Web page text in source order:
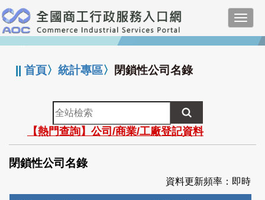
跳
到
主
要
:::
||首頁〉統計專區〉 閉鎖性公司名錄
全
站
檢
索
【熱門查詢】公司/商業/工廠登記資料
閉鎖性公司名錄
資料更新頻率：即時